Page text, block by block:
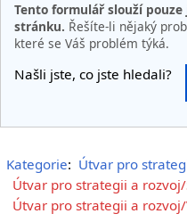
Tento formulář slouží
stránku. Řešíte-li nějaký
které se Váš problém týká.
Našli jste, co jste hledali?
Kategorie: Útvar pro
Útvar pro strategii a
Útvar pro strategii a